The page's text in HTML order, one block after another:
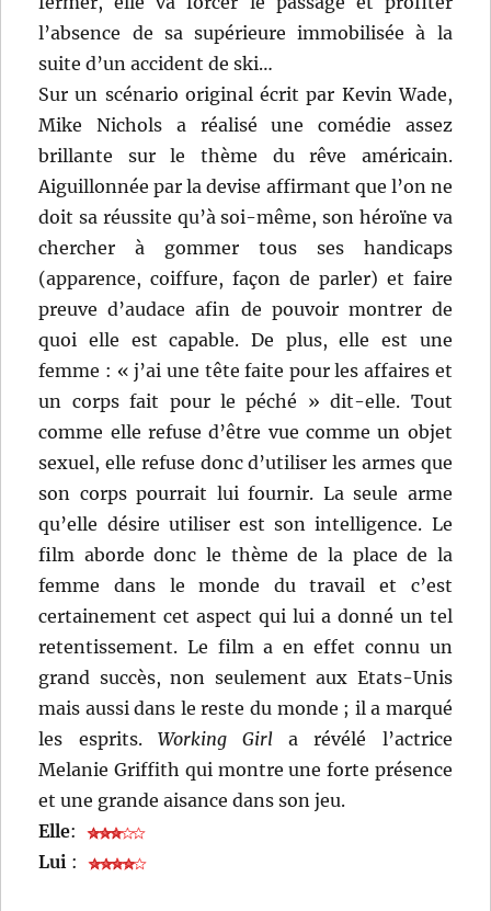
l’absence de sa supérieure immobilisée à la
suite d’un accident de ski…
Sur un scénario original écrit par Kevin Wade,
Mike Nichols a réalisé une comédie assez
brillante sur le thème du rêve américain.
Aiguillonnée par la devise affirmant que l’on ne
doit sa réussite qu’à soi-même, son héroïne va
chercher à gommer tous ses handicaps
(apparence, coiffure, façon de parler) et faire
preuve d’audace afin de pouvoir montrer de
quoi elle est capable. De plus, elle est une
femme : « j’ai une tête faite pour les affaires et
un corps fait pour le péché » dit-elle. Tout
comme elle refuse d’être vue comme un objet
sexuel, elle refuse donc d’utiliser les armes que
son corps pourrait lui fournir. La seule arme
qu’elle désire utiliser est son intelligence. Le
film aborde donc le thème de la place de la
femme dans le monde du travail et c’est
certainement cet aspect qui lui a donné un tel
retentissement. Le film a en effet connu un
grand succès, non seulement aux Etats-Unis
mais aussi dans le reste du monde ; il a marqué
les esprits. Working Girl a révélé l’actrice
Melanie Griffith qui montre une forte présence
et une grande aisance dans son jeu.
Elle:
Lui :